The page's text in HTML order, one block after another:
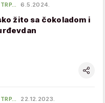
6.5.2024.
žito sa čokoladom i
22.12.2023.